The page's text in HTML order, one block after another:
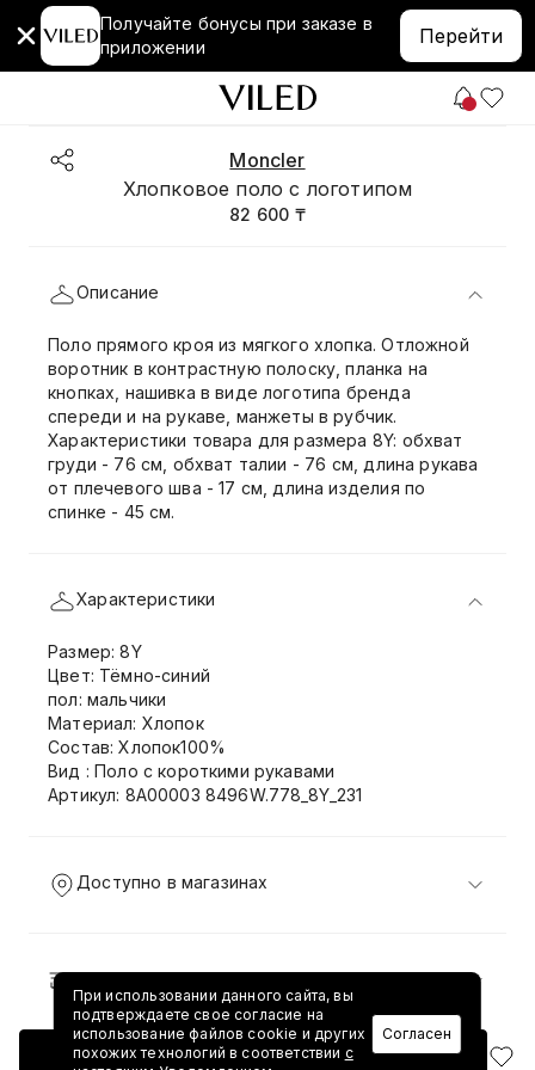
Получайте бонусы при заказе в
приложении
Перейти
Moncler
Хлопковое поло с логотипом
82 600 ₸
Добавить в корзину
Описание
Поло прямого кроя из мягкого хлопка. Отложной
воротник в контрастную полоску, планка на
кнопках, нашивка в виде логотипа бренда
спереди и на рукаве, манжеты в рубчик.
Характеристики товара для размера 8Y: обхват
груди - 76 см, обхват талии - 76 см, длина рукава
от плечевого шва - 17 см, длина изделия по
спинке - 45 см.
Характеристики
Размер: 8Y
Цвет: Тёмно-синий
пол: мальчики
Материал: Хлопок
Состав: Хлопок100%
Вид : Поло с короткими рукавами
Артикул: 8A00003 8496W.778_8Y_231
Доступно в магазинах
Доставка и возврат
При использовании данного сайта, вы
подтверждаете свое согласие на
использование файлов cookie и других
похожих технологий в соответствии с
Согласен